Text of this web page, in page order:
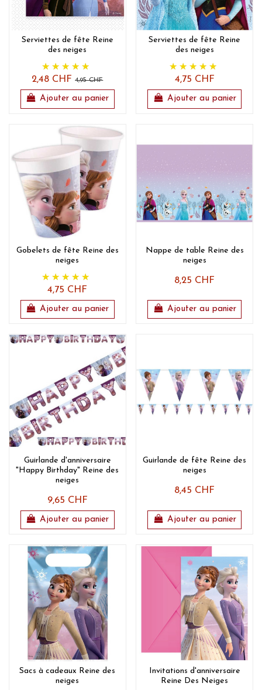
Serviettes de fête Reine
des neiges
2,48 CHF4,95 CHF
Ajouter au panier
Serviettes de fête Reine
des neiges
4,75 CHF
Ajouter au panier
Gobelets de fête Reine des
neiges
4,75 CHF
Ajouter au panier
Nappe de table Reine des
neiges
8,25 CHF
Ajouter au panier
Guirlande d'anniversaire
"Happy Birthday" Reine des
neiges
9,65 CHF
Ajouter au panier
Guirlande de fête Reine des
neiges
8,45 CHF
Ajouter au panier
Sacs à cadeaux Reine des
neiges
Invitations d'anniversaire
Reine Des Neiges